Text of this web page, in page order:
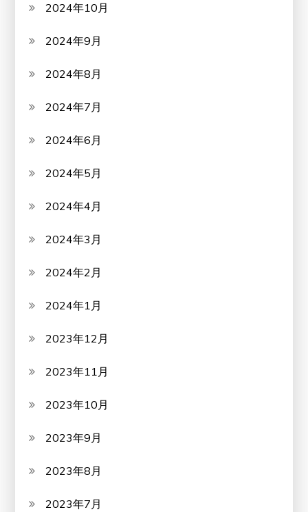
2024年10月
2024年9月
2024年8月
2024年7月
2024年6月
2024年5月
2024年4月
2024年3月
2024年2月
2024年1月
2023年12月
2023年11月
2023年10月
2023年9月
2023年8月
2023年7月